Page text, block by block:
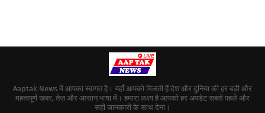
Aaptak News में आपका स्वागत है। यहाँ आपको मिलती हैं देश और दुनिया की हर बड़ी और
महत्वपूर्ण खबर, तेज़ और आसान भाषा में। हमारा लक्ष्य है आपको हर अपडेट सबसे पहले और
सही जानकारी के साथ देना।